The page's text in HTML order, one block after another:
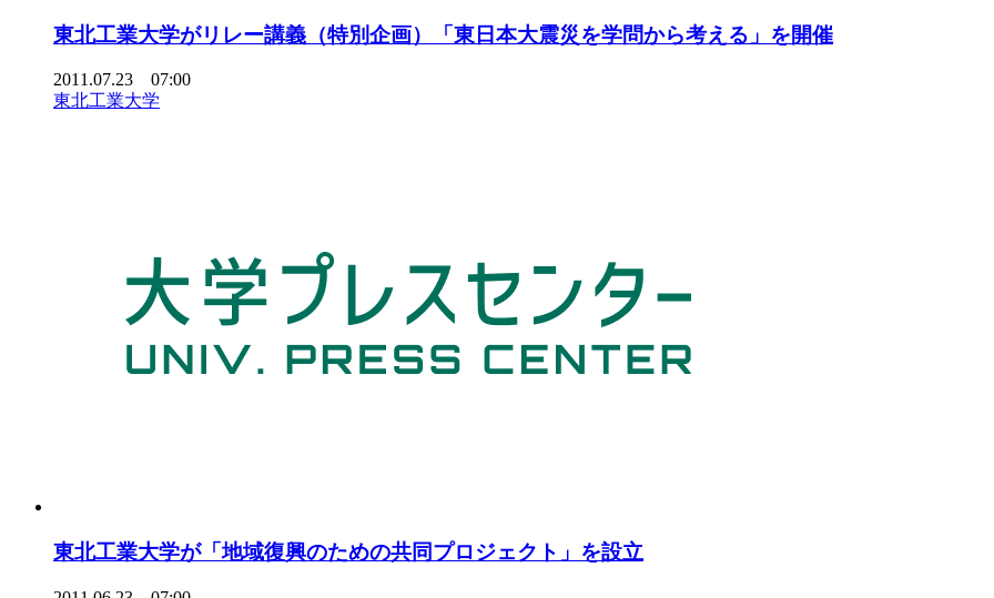
東北工業大学がリレー講義（特別企画）「東日本大震災を学問から考える」を開催
2011.07.23 07:00
東北工業大学
東北工業大学が「地域復興のための共同プロジェクト」を設立